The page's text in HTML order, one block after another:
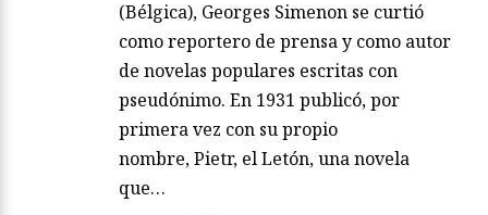
(Bélgica), Georges Simenon se curtió
como reportero de prensa y como autor
de novelas populares escritas con
pseudónimo. En 1931 publicó, por
primera vez con su propio
nombre, Pietr, el Letón, una novela
que…